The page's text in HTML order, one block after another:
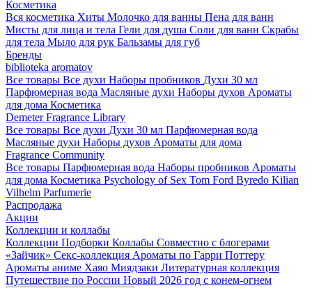
Косметика
Вся косметика Хиты Молочко для ванны Пена для ванн
Мисты для лица и тела Гели для душа Соли для ванн Скрабы
для тела Мыло для рук Бальзамы для губ
Бренды
biblioteka aromatov
Все товары Все духи Наборы пробников Духи 30 мл
Парфюмерная вода Масляные духи Наборы духов Ароматы
для дома Косметика
Demeter Fragrance Library
Все товары Все духи Духи 30 мл Парфюмерная вода
Масляные духи Наборы духов Ароматы для дома
Fragrance Community
Все товары Парфюмерная вода Наборы пробников Ароматы
для дома Косметика Psychology of Sex Tom Ford Byredo Kilian
Vilhelm Parfumerie
Распродажа
Акции
Коллекции и коллабы
Коллекции Подборки Коллабы Совместно с блогерами
«Зайчик» Секс-коллекция Ароматы по Гарри Поттеру
Ароматы аниме Хаяо Миядзаки Литературная коллекция
Путешествие по России Новый 2026 год с конем-огнем